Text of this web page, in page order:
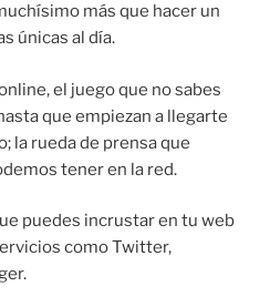
más que hacer un
únicas al día.
el juego que no sabes
que empiezan a llegarte
la rueda de prensa que
tener en la red.
puedes incrustar en tu web
como Twitter,